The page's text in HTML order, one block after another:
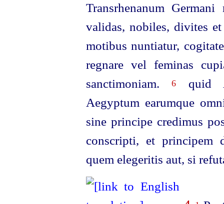
Transrhenanum
validas, nobiles, divites
motibus nuntiatur,
regnare vel feminas
sanctimoniam.
6
quid
Aegyptum earumque
sine principe credimus
conscripti, et principem
quem elegeritis aut, si